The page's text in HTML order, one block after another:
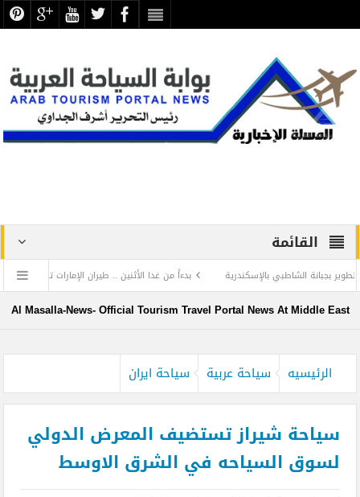
القائمة
الشاطبي بالإسكندرية
بدءاً من غدا الأثنين .. طيران الإمارات تبدأ في استخدام
عن الحضارة ترفض الرد المستفز لبطلة كليوباترا وتصدر بيانها الثاني
Al Masalla-News- Official Tourism Travel Portal News At Middle East
الرئيسيه سياحة عربية سياحة ايران
سياحة شيراز تستضيف المعرض الدولي
لسوق السياحه في الشرق الاوسط